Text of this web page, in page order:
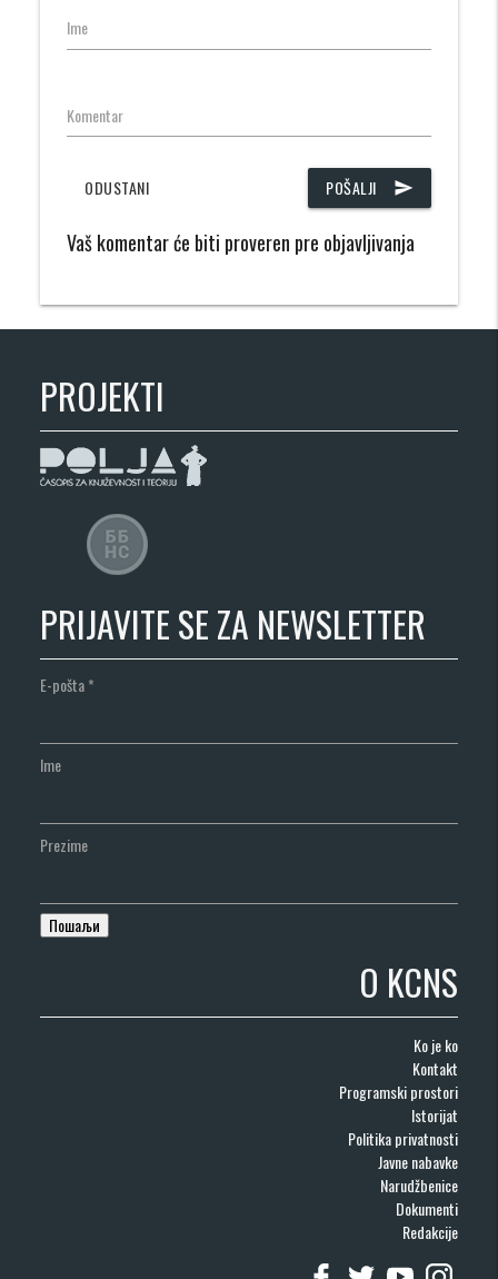
Ime
Komentar
POŠALJI send
ODUSTANI
Vaš komentar će biti proveren pre objavljivanja
PROJEKTI
PRIJAVITE SE ZA NEWSLETTER
E-pošta*
Ime
Prezime
O KCNS
Ko je ko
Kontakt
Programski prostori
Istorijat
Politika privatnosti
Javne nabavke
Narudžbenice
Dokumenti
Redakcije